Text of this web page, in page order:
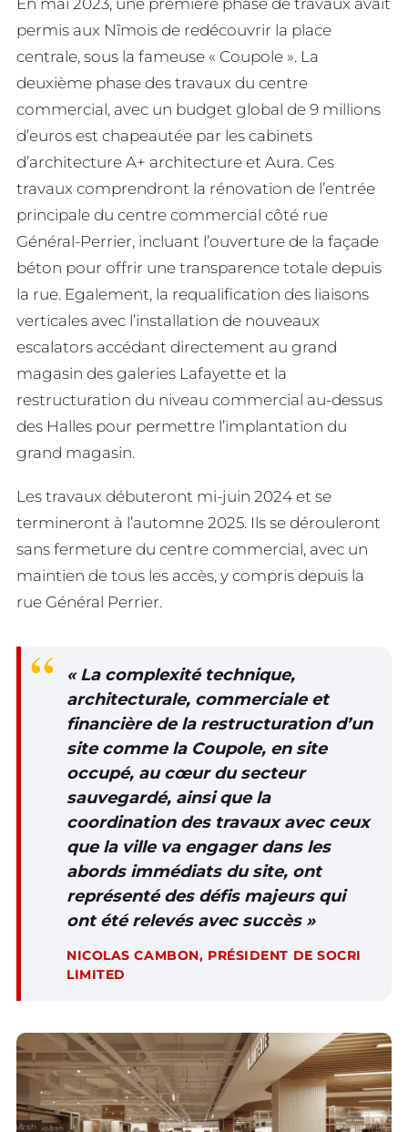
permis aux Nîmois de redécouvrir la place
centrale, sous la fameuse « Coupole ». La
deuxième phase des travaux du centre
commercial, avec un budget global de 9 millions
d’euros est chapeautée par les cabinets
d’architecture A+ architecture et Aura. Ces
travaux comprendront la rénovation de l’entrée
principale du centre commercial côté rue
Général-Perrier, incluant l’ouverture de la façade
béton pour offrir une transparence totale depuis
la rue. Egalement, la requalification des liaisons
verticales avec l’installation de nouveaux
escalators accédant directement au grand
magasin des galeries Lafayette et la
restructuration du niveau commercial au-dessus
des Halles pour permettre l’implantation du
grand magasin.
Les travaux débuteront mi-juin 2024 et se
termineront à l’automne 2025. Ils se dérouleront
sans fermeture du centre commercial, avec un
maintien de tous les accès, y compris depuis la
rue Général Perrier.
« La complexité technique,
architecturale, commerciale et
financière de la restructuration d’un
site comme la Coupole, en site
occupé, au cœur du secteur
sauvegardé, ainsi que la
coordination des travaux avec ceux
que la ville va engager dans les
abords immédiats du site, ont
représenté des défis majeurs qui
ont été relevés avec succès »
NICOLAS CAMBON, PRÉSIDENT DE SOCRI
LIMITED